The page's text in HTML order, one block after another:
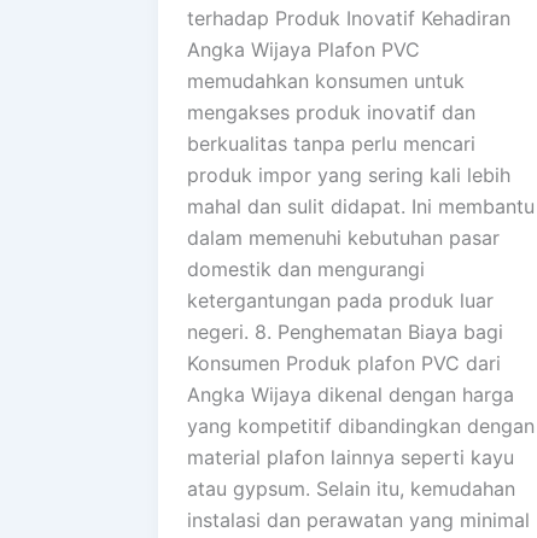
terhadap Produk Inovatif Kehadiran
Angka Wijaya Plafon PVC
memudahkan konsumen untuk
mengakses produk inovatif dan
berkualitas tanpa perlu mencari
produk impor yang sering kali lebih
mahal dan sulit didapat. Ini membantu
dalam memenuhi kebutuhan pasar
domestik dan mengurangi
ketergantungan pada produk luar
negeri. 8. Penghematan Biaya bagi
Konsumen Produk plafon PVC dari
Angka Wijaya dikenal dengan harga
yang kompetitif dibandingkan dengan
material plafon lainnya seperti kayu
atau gypsum. Selain itu, kemudahan
instalasi dan perawatan yang minimal